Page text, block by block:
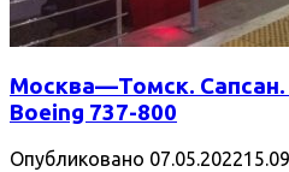
Москва—Томск. Сапсан.
Boeing 737-800
Опубликовано 07.05.2022